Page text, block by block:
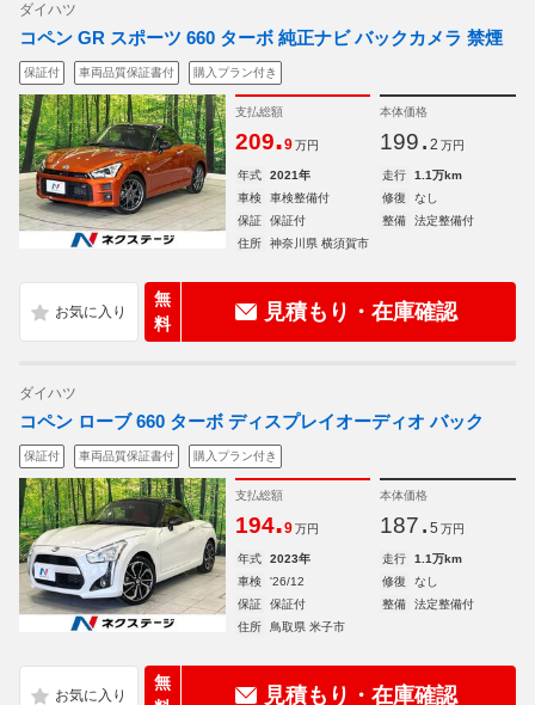
ダイハツ
コペン GR スポーツ 660 ターボ 純正ナビ バックカメラ 禁煙
保証付 車両品質保証書付 購入プラン付き
支払総額
209.9 万円
本体価格
199. 2 万円
年式 2021年 走行
1.1万km
車検
車検整備付 修復
なし
保証
保証付 整備
法定整備付
住所
神奈川県 横須賀市
無
料
見積もり・在庫確認
ダイハツ
コペン ローブ 660 ターボ ディスプレイオーディオ バック
保証付 車両品質保証書付 購入プラン付き
支払総額
194.9 万円
本体価格
187. 5 万円
年式 2023年 走行
1.1万km
車検
'26/12 修復
なし
保証
保証付 整備
法定整備付
住所
鳥取県 米子市
無
見積もり・在庫確認